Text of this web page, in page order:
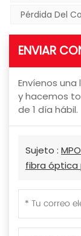
Pérdida Del
ENVIAR
Envíenos
y hacemos
de 1 día hábil.
Sujeto :
fibra óptica